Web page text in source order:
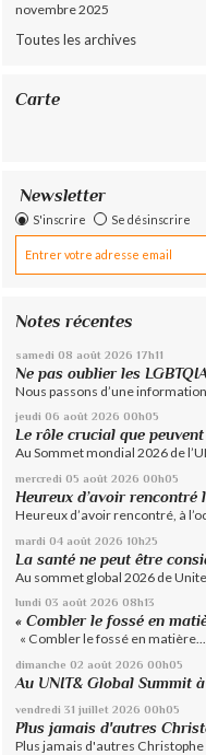
novembre 2025
Toutes les archives
Carte
Newsletter
S'inscrire Se désinscrire
Notes récentes
samedi 08 août 2026 17h11
Ne pas oublier les
Nous passons d’une
jeudi 06 août 2026 00h05
Le rôle crucial que
Au Sommet mondial 2026 de
mercredi 05 août 2026 00h05
Heureux d’avoir rencontré
Heureux d’avoir rencontré, à
mardi 04 août 2026 10h25
La santé ne peut être
Au sommet global 2026 de Unite
lundi 03 août 2026 08h13
« Combler le fossé en
« Combler le fossé en matière...
dimanche 02 août 2026 00h05
Au UNIT& Global Summit
vendredi 31 juillet 2026 00h05
Plus jamais d'autres
Plus jamais d'autres